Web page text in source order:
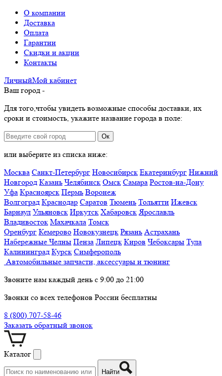
О компании
Доставка
Оплата
Гарантии
Скидки и акции
Контакты
ЛичныйМой кабинет
Ваш город -
Для того,чтобы увидеть возможные способы доставки, их
сроки и стоимость, укажите название города в поле:
Ок
или выберите из списка ниже:
Москва Санкт-Петербург Новосибирск Екатеринбург Нижний
Новгород Казань Челябинск Омск Самара Ростов-на-Дону
Уфа Красноярск Пермь Воронеж
Волгоград Краснодар Саратов Тюмень Тольятти Ижевск
Барнаул Ульяновск Иркутск Хабаровск Ярославль
Владивосток Махачкала Томск
Оренбург Кемерово Новокузнецк Рязань Астрахань
Набережные Челны Пенза Липецк Киров Чебоксары Тула
Калининград Курск Симферополь
Автомобильные запчасти, аксессуары и тюнинг
Звоните нам каждый день с 9:00 до 21:00
Звонки со всех телефонов России бесплатны
8 (800) 707-58-46
Заказать обратный звонок
Каталог
Найти